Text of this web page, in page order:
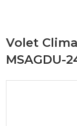
Volet
MSAGDU-